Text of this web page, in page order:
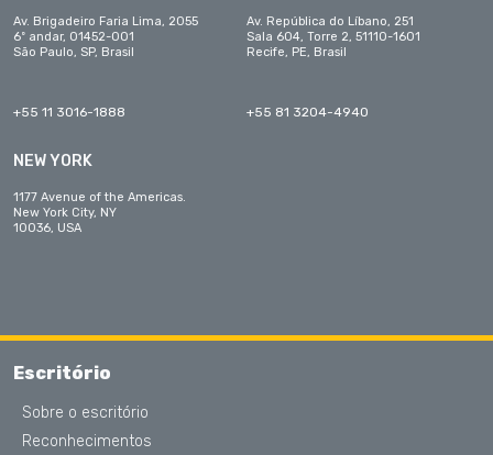
Av. Brigadeiro Faria Lima, 2055
6º andar, 01452-001
São Paulo, SP, Brasil
+55 11 3016-1888
Av. República do Líbano, 251
Sala 604, Torre 2, 51110-1601
Recife, PE, Brasil
+55 81 3204-4940
NEW YORK
1177 Avenue of the Americas.
New York City, NY
10036, USA
Escritório
Sobre o escritório
Reconhecimentos